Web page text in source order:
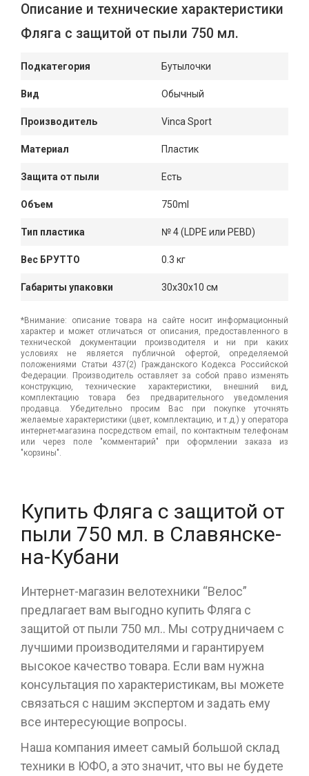
Описание и технические характеристики
Фляга с защитой от пыли 750 мл.
Подкатегория Бутылочки
Вид Обычный
Производитель Vinca Sport
Материал Пластик
Защита от пыли Есть
Объем 750ml
Тип пластика № 4 (LDPE или PEBD)
Вес БРУТТО 0.3 кг
Габариты упаковки 30x30x10 см
*Внимание: описание товара на сайте носит информационный
характер и может отличаться от описания, предоставленного в
технической документации производителя и ни при каких
условиях не является публичной офертой, определяемой
положениями Статьи 437(2) Гражданского Кодекса Российской
Федерации. Производитель оставляет за собой право изменять
конструкцию, технические характеристики, внешний вид,
комплектацию товара без предварительного уведомления
продавца. Убедительно просим Вас при покупке уточнять
желаемые характеристики (цвет, комплектацию, и т.д.) у оператора
интернет-магазина посредством email, по контактным телефонам
или через поле "комментарий" при оформлении заказа из
"корзины".
Купить Фляга с защитой от
пыли 750 мл. в Славянске-
на-Кубани
Интернет-магазин велотехники “Велос”
предлагает вам выгодно купить Фляга с
защитой от пыли 750 мл.. Мы сотрудничаем с
лучшими производителями и гарантируем
высокое качество товара. Если вам нужна
консультация по характеристикам, вы можете
связаться с нашим экспертом и задать ему
все интересующие вопросы.
Наша компания имеет самый большой склад
техники в ЮФО, а это значит, что вы не будете